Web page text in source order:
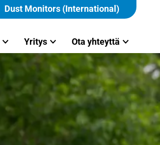
Dust Monitors (International)
Yritys Ota yhteyttä